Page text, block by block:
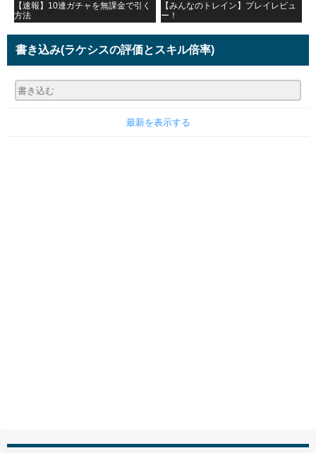
【速報】10連ガチャを無課金で引く
方法
【みんなのトレイン】プレイレビュ
ー！
書き込み(ラケシスの評価とスキル倍率)
最新を表示する